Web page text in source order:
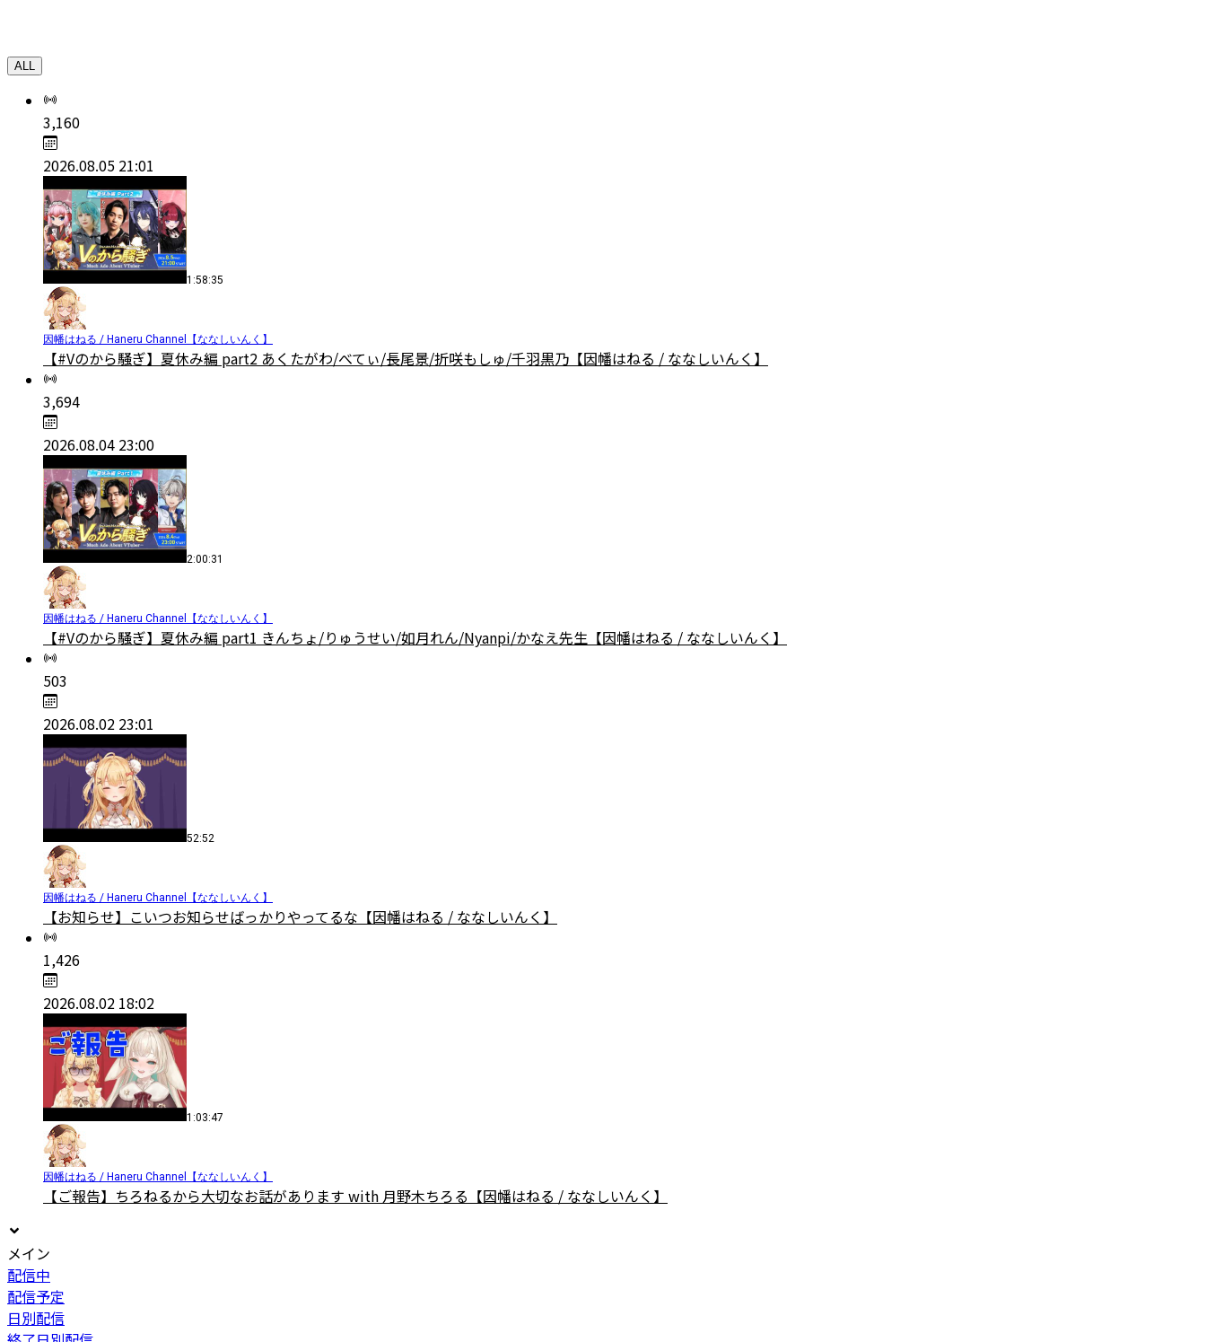
ALL
3,160
2026.08.05 21:01
1:58:35
因幡はねる / Haneru Channel【ななしいんく】
【#Vのから騒ぎ】夏休み編 part2 あくたがわ/べてぃ/長尾景/折咲もしゅ/千羽黒乃【因幡はねる / ななしいんく】
3,694
2026.08.04 23:00
2:00:31
因幡はねる / Haneru Channel【ななしいんく】
【#Vのから騒ぎ】夏休み編 part1 きんちょ/りゅうせい/如月れん/Nyanpi/かなえ先生【因幡はねる / ななしいんく】
503
2026.08.02 23:01
52:52
因幡はねる / Haneru Channel【ななしいんく】
【お知らせ】こいつお知らせばっかりやってるな【因幡はねる / ななしいんく】
1,426
2026.08.02 18:02
1:03:47
因幡はねる / Haneru Channel【ななしいんく】
【ご報告】ちろねるから大切なお話があります with 月野木ちろる【因幡はねる / ななしいんく】
メイン
配信中
配信予定
日別配信